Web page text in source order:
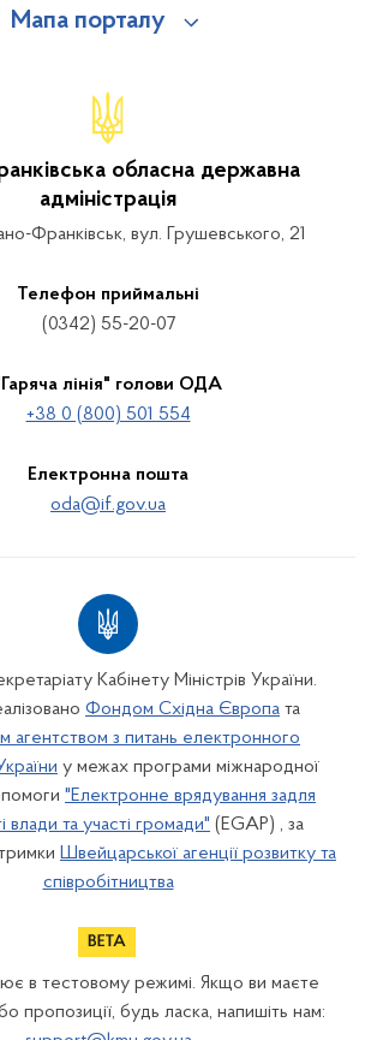
Мапа порталу
обласна державна
адміністрація
Франківськ, вул. Грушевського, 21
Телефон приймальні
(0342) 55-20-07
лінія" голови ОДА
+38 0 (800) 501 554
Електронна пошта
oda@if.gov.ua
Кабінету Міністрів України.
Фондом Східна Європа та
агентством з питань електронного
у межах програми міжнародної
"Електронне врядування задля
влади та участі громади" (EGAP) , за
Швейцарської агенції розвитку та
співробітництва
в тестовому режимі. Якщо ви маєте
пропозиції, будь ласка, напишіть нам: